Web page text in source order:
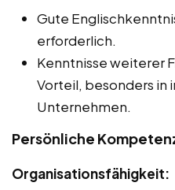
Gute
erforderlich.
Kenntnisse weiterer
Vorteil, besonders in
Unternehmen.
Persönliche
Organisationsfähigkeit: